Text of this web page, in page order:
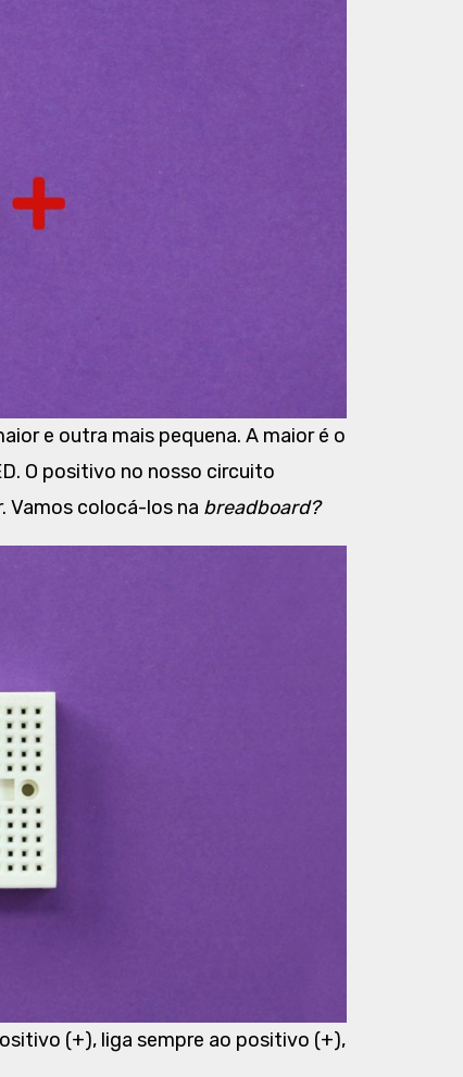
e outra mais pequena. A maior é o
O positivo no nosso circuito
Vamos colocá-los na breadboard?
(+), liga sempre ao positivo (+),